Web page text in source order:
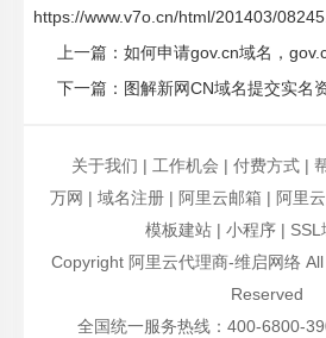
https://www.v7o.cn/html/201403/
上一篇：如何申请gov.cn域名，
下一篇： 图解新网CN域名提交实名
关于我们 | 工作机会 | 付费方式 |
万网 | 域名注册 | 阿里云邮箱 | 阿里
模板建站 | 小程序 | SSL
Copyright 阿里云代理商-维启网络
Reserved
全国统一服务热线：400-6800-